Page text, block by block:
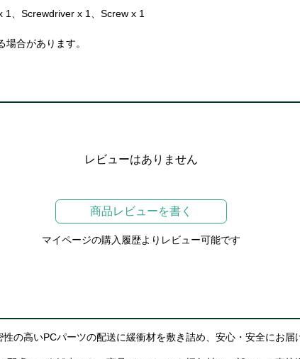
1、Screwdriver x 1、Screw x 1
合があります。
レビューはありません
商品レビューを書く
マイページの購入履歴よりレビュー可能です
の高いPCパーツの配送に緩衝材を敷き詰め、安心・安全にお